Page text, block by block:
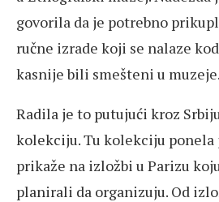
govorila da je potrebno
ručne izrade koji se nalaze
kasnije bili smešteni u muzeje.
Radila je to putujući kroz
kolekciju. Tu kolekciju ponela
prikaže na izložbi u Parizu
planirali da organizuju. Od